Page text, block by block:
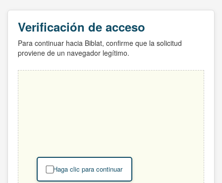
Verificación de acceso
Para continuar hacia Biblat, confirme que la solicitud
proviene de un navegador legítimo.
Haga clic para continuar